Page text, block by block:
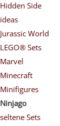
Hidden Side
ideas
Jurassic World
LEGO® Sets
Marvel
Minecraft
Minifigures
Ninjago
seltene Sets